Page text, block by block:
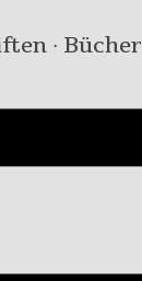
· Bücher